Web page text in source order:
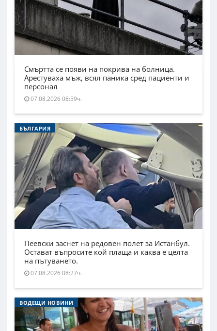
Смъртта се появи на покрива на болница.
Арестуваха мъж, всял паника сред пациенти и
персонал
07.08.2026 08:59ч.
БЪЛГАРИЯ
Пеевски заснет на редовен полет за Истанбул.
Остават въпросите кой плаща и каква е целта
на пътуването.
07.08.2026 08:27ч.
ВОДЕЩИ НОВИНИ